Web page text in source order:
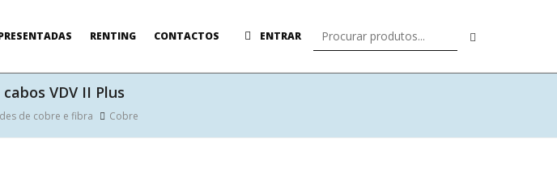
RENTING CONTACTOS ENTRAR
VDV II Plus
de cobre e fibra Cobre